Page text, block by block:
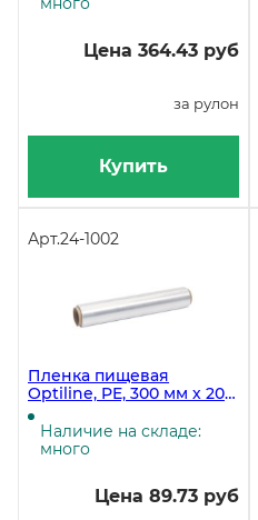
Цена 364.43 руб
за рулон
Купить
Арт.24-1002
Пленка пищевая
Optiline, PE, 300 мм х 200
м, прозрачная, 15
рулонов в коробке
Наличие на складе:
много
Цена 89.73 руб